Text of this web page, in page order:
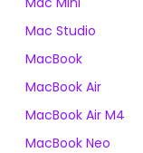
Mac Studio
MacBook
MacBook Air
MacBook Air M4
MacBook Neo